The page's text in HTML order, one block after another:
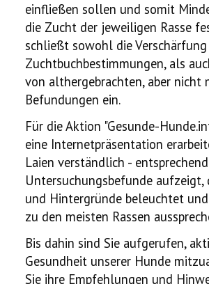
einfließen sollen und somit
die Zucht der jeweiligen Rasse
schließt sowohl die
Zuchtbuchbestimmungen, als
von althergebrachten, aber nicht
Befundungen ein.
Für die Aktion "Gesunde-
eine Internetpräsentation
Laien verständlich -
Untersuchungsbefunde aufzeigt,
und Hintergründe beleuchtet
zu den meisten Rassen
Bis dahin sind Sie aufgerufen,
Gesundheit unserer Hunde
Sie ihre Empfehlungen und